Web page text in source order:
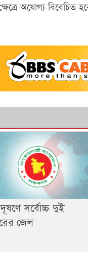
অযোগ্য বিবেচিত
সর্বোচ্চ দুই
জেল